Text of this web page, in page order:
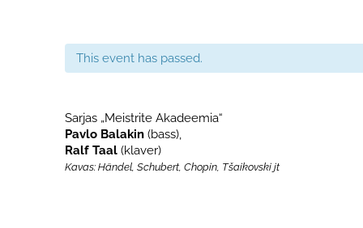
This event has passed.
Sarjas „Meistrite Akadeemia“
Pavlo Balakin (bass),
Ralf Taal (klaver)
Kavas: Händel, Schubert, Chopin, Tšaikovski jt